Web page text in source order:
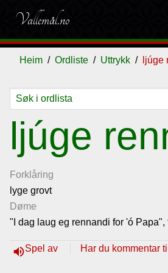
Vallemål.no
Heim Ordliste Uttrykk ljúge
ljúge
Forklåring
lyge grovt
Døme
"I dag laug eg rennandi for 'ó Papa",
volume_upSpel av Har du kommentar
Ordliste
Om
vallemålet
Gjestebok
Nyhende